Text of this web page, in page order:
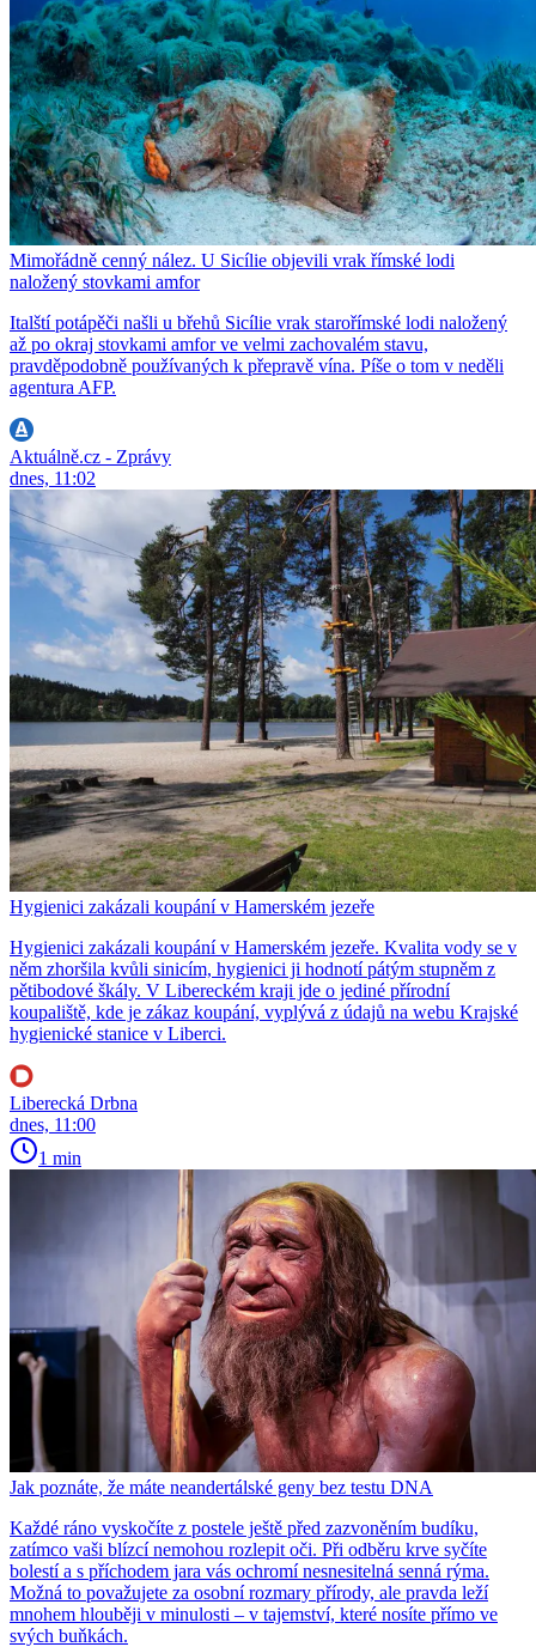
Mimořádně cenný nález. U Sicílie objevili vrak římské lodi
naložený stovkami amfor
Italští potápěči našli u břehů Sicílie vrak starořímské lodi naložený
až po okraj stovkami amfor ve velmi zachovalém stavu,
pravděpodobně používaných k přepravě vína. Píše o tom v neděli
agentura AFP.
Aktuálně.cz - Zprávy
dnes, 11:02
Hygienici zakázali koupání v Hamerském jezeře
Hygienici zakázali koupání v Hamerském jezeře. Kvalita vody se v
něm zhoršila kvůli sinicím, hygienici ji hodnotí pátým stupněm z
pětibodové škály. V Libereckém kraji jde o jediné přírodní
koupaliště, kde je zákaz koupání, vyplývá z údajů na webu Krajské
hygienické stanice v Liberci.
Liberecká Drbna
dnes, 11:00
1 min
Jak poznáte, že máte neandertálské geny bez testu DNA
Každé ráno vyskočíte z postele ještě před zazvoněním budíku,
zatímco vaši blízcí nemohou rozlepit oči. Při odběru krve syčíte
bolestí a s příchodem jara vás ochromí nesnesitelná senná rýma.
Možná to považujete za osobní rozmary přírody, ale pravda leží
mnohem hlouběji v minulosti – v tajemství, které nosíte přímo ve
svých buňkách.